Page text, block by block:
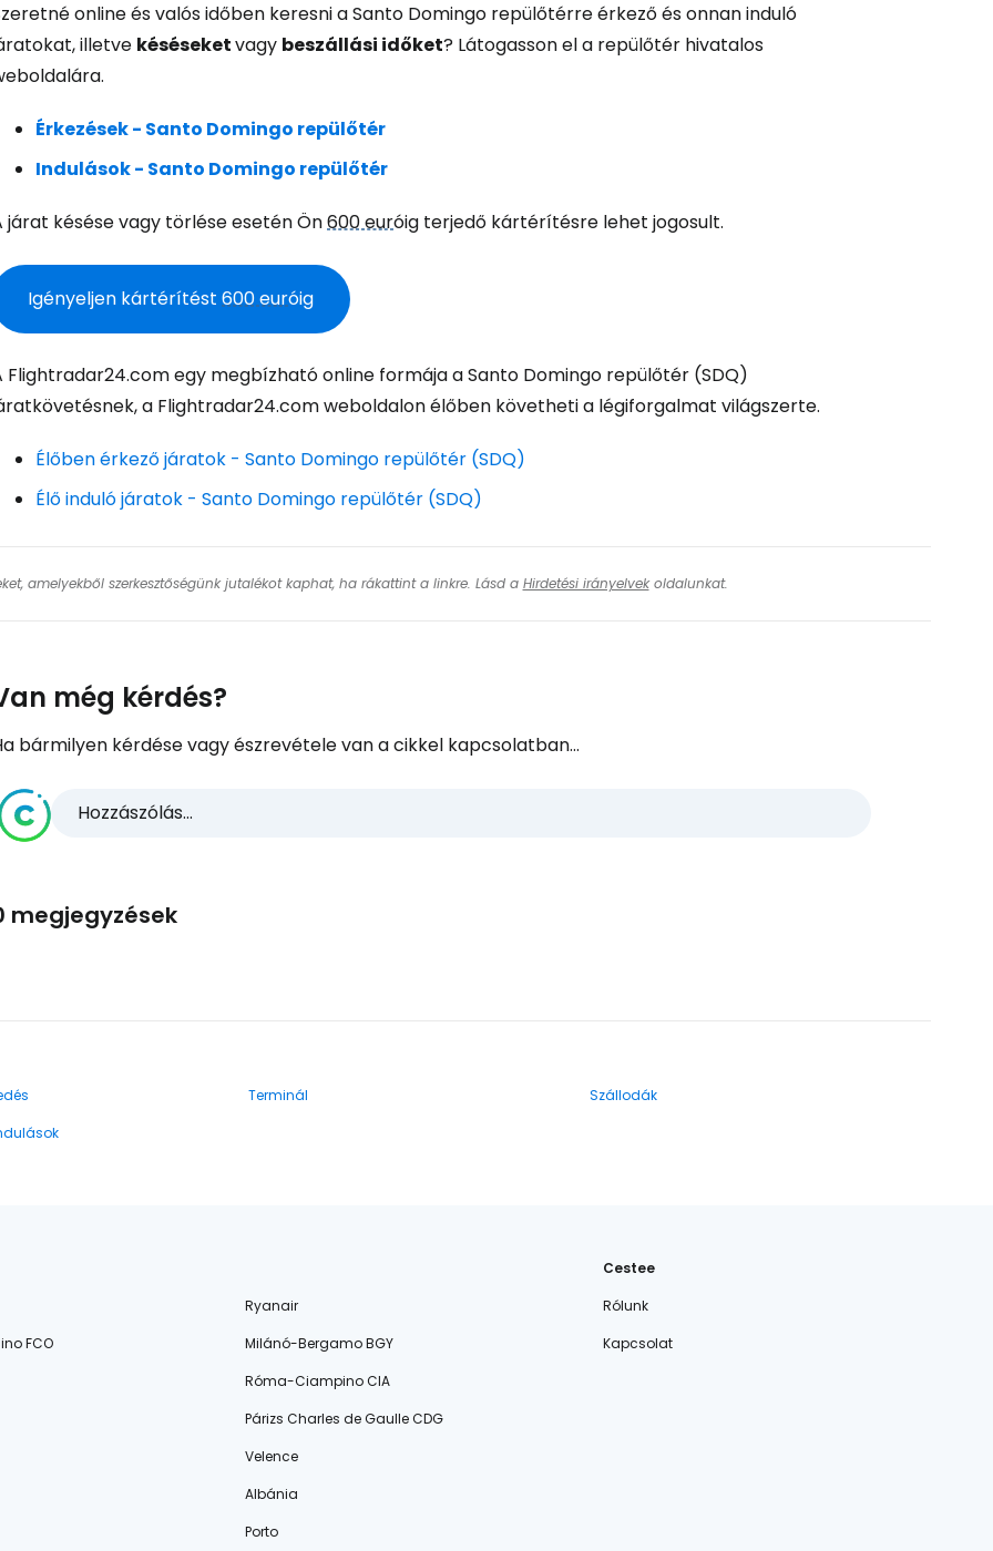
online és valós időben keresni a Santo Domingo repülőtérre érkező és onnan induló
illetve késéseketvagy beszállási időket? Látogasson el a repülőtér hivatalos
Érkezések - Santo Domingo repülőtér
Indulások - Santo Domingo repülőtér
járat késése vagy törlése esetén Ön600 euróig terjedő kártérítésre lehet jogosult.
Igényeljen kártérítést 600 euróig
Flightradar24.com egy megbízható online formája a Santo Domingo repülőtér (SDQ)
a Flightradar24.com weboldalon élőben követheti a légiforgalmat világszerte.
Élőben érkező járatok - Santo Domingo repülőtér (SDQ)
Élő induló járatok - Santo Domingo repülőtér (SDQ)
amelyekből szerkesztőségünk jutalékot kaphat, ha rákattint a linkre. Lásd a Hirdetési irányelvekoldalunkat.
még kérdés?
bármilyen kérdése vagy észrevétele van a cikkel kapcsolatban...
Hozzászólás...
megjegyzések
Terminál
Szállodák
Ryanair
FCO
Milánó-Bergamo BGY
Róma-Ciampino CIA
Párizs Charles de Gaulle CDG
Velence
Albánia
Porto
Cestee
Rólunk
Kapcsolat
... az utazási közösség világszerte